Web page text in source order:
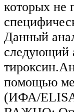
которых не
Данный
следующий
помощью
(ИФА/